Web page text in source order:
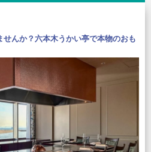
んか？六本木うかい亭で本物のおも